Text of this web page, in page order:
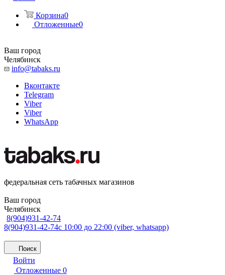
Корзина0
Отложенные0
Ваш город
Челябинск
info@tabaks.ru
Вконтакте
Telegram
Viber
Viber
WhatsApp
федеральная сеть табачных магазинов
Ваш город
Челябинск
8(904)931-42-74
8(904)931-42-74с 10:00 до 22:00 (viber, whatsapp)
Поиск
Войти
Отложенные 0